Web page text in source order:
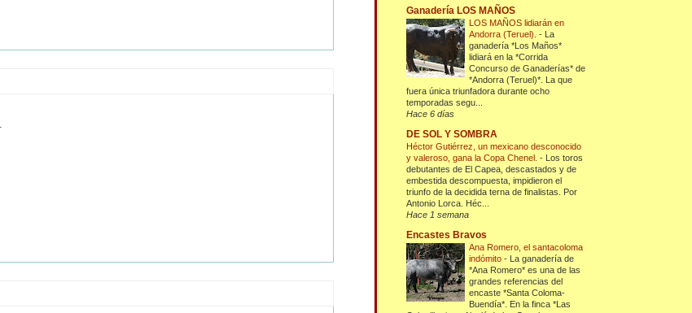
Ganadería LOS MAÑOS
LOS MAÑOS lidiarán en
Andorra (Teruel).- La
ganadería *Los Maños*
lidiará en la *Corrida
Concurso de Ganaderías* de
*Andorra (Teruel)*. La que
fuera única triunfadora durante ocho
temporadas segu...
Hace 6 días
DE SOL Y SOMBRA
Héctor Gutiérrez, un mexicano desconocido
y valeroso, gana la Copa Chenel.- Los toros
debutantes de El Capea, descastados y de
embestida descompuesta, impidieron el
triunfo de la decidida terna de finalistas. Por
Antonio Lorca. Héc...
Hace 1 semana
Encastes Bravos
Ana Romero, el santacoloma
indómito- La ganadería de
*Ana Romero* es una de las
grandes referencias del
encaste *Santa Coloma-
Buendía*. En la finca *Las